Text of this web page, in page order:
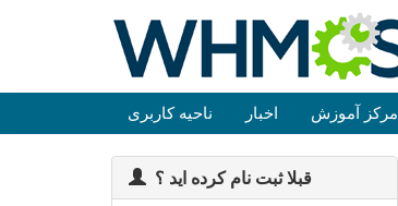
ناحیه کاربری اخبار مرکز آموزش
قبلا ثبت نام کرده اید ؟